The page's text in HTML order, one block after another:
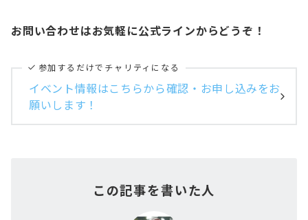
お問い合わせはお気軽に公式ラインからどうぞ！
参加するだけでチャリティになる
イベント情報はこちらから確認・お申し込みをお
願いします！
この記事を書いた人